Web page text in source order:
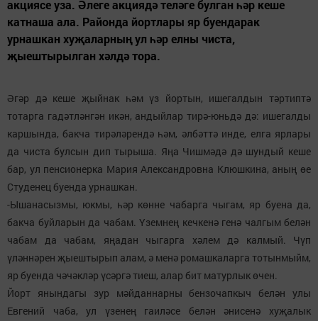
акциясе уза. Әлеге акциядә теләге булган һәр кеше
катнаша ала. Районда йортлары яр буендарак
урнашкан хуҗаларның ул һәр елны чиста,
җыештырылган хәлдә тора.
Әгәр дә кеше җыйнак һәм үз йортын, ишегалдын тәртиптә
тотарга гадәтләнгән икән, андыйлар тирә-юньдә дә: ишегалды
каршында, бакча тирәләрендә һәм, әлбәттә инде, елга ярлары
да чиста булсын дип тырыша. Яңа Чишмәдә дә шундый кеше
бар, ул пенсионерка Мария Александровна Клюшкина, аның өе
Студенец буенда урнашкан.
-Ышанасызмы, юкмы, һәр көнне чабарга чыгам, яр буена да,
бакча буйларын да чабам. Үземнең кечкенә генә чалгым белән
чабам да чабам, яңадан чыгарга хәлем дә калмый. Чүп
үләннәрен җыештырып алам, ә менә ромашкаларга тотынмыйм,
яр буенда чәчәкләр үсәргә тиеш, алар бит матурлык өчен.
Йорт янындагы зур мәйданнарны бензочапкыч белән улы
Евгений чаба, ул үзенең гаиләсе белән әнисенә хуҗалык